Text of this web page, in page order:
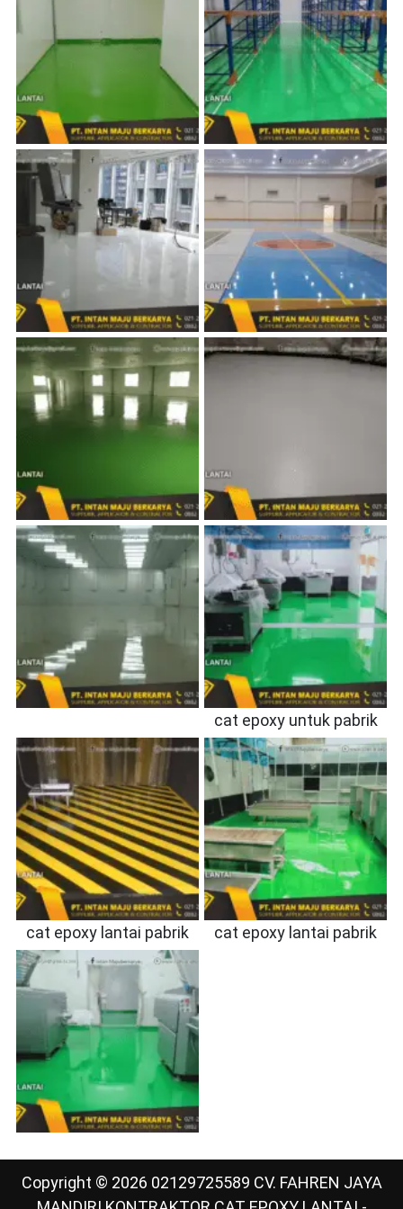
cat epoxy untuk pabrik
cat epoxy lantai pabrik cat epoxy lantai pabrik
Copyright © 2026 02129725589 CV. FAHREN JAYA